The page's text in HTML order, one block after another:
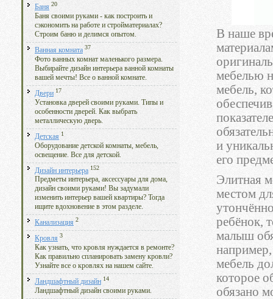
Баня 20
Баня своими руками - как построить и
сэкономить на работе и стройматериалах?
Строим баню и делимся опытом.
Ванная комната 37
Фото ванных комнат маленького размера.
Выбирайте дизайн интерьера ванной комнаты
вашей мечты! Все о ванной комнате.
Двери 17
Установка дверей своими руками. Типы и
особенности дверей. Как выбрать
металлическую дверь.
Детская 1
Оборудование детской комнаты, мебель,
освещение. Все для детской.
Дизайн интерьера 152
Предметы интерьера, аксессуары для дома,
дизайн своими руками! Вы задумали
изменить интерьер вашей квартиры? Тогда
ищите вдохновение в этом разделе.
Канализация 2
Кровля 3
Как узнать, что кровля нуждается в ремонте?
Как правильно спланировать замену кровли?
Узнайте все о кровлях на нашем сайте.
Ландшафтный дизайн 14
Ландшафтный дизайн своими руками.
В наше
мебелью
мебель,
и
его
Элитная
местом
ребёнок,
малыш
мебель
которое
обязано